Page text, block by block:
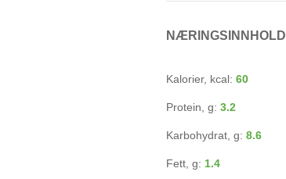
NÆRINGSINNHOLD
Kalorier, kcal: 60
Protein, g: 3.2
Karbohydrat, g: 8.6
Fett, g: 1.4